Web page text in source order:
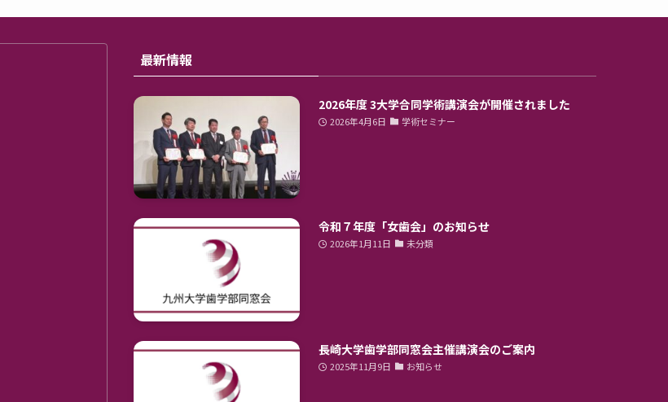
最新情報
2026年度 3大学合同学術講演会が開催されました
2026年4月6日 学術セミナー
令和７年度「女歯会」のお知らせ
2026年1月11日 未分類
長崎大学歯学部同窓会主催講演会のご案内
2025年11月9日 お知らせ